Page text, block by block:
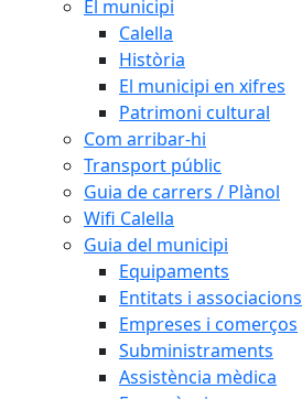
El municipi
Calella
Història
El municipi en xifres
Patrimoni cultural
Com arribar-hi
Transport públic
Guia de carrers / Plànol
Wifi Calella
Guia del municipi
Equipaments
Entitats i associacions
Empreses i comerços
Subministraments
Assistència mèdica